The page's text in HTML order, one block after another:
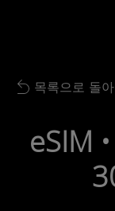
내비
Back to list
목록으로 돌
eSIM